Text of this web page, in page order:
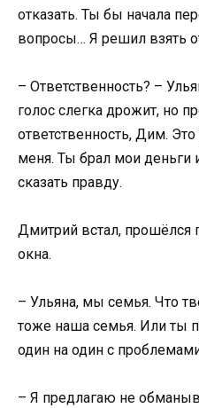
отказать. Ты бы начала
вопросы… Я решил взять
– Ответственность? –
голос слегка дрожит, но
ответственность, Дим.
меня. Ты брал мои
сказать правду.
Дмитрий встал, прошёлся
окна.
– Ульяна, мы семья. Что
тоже наша семья. Или ты
один на один с
– Я предлагаю не